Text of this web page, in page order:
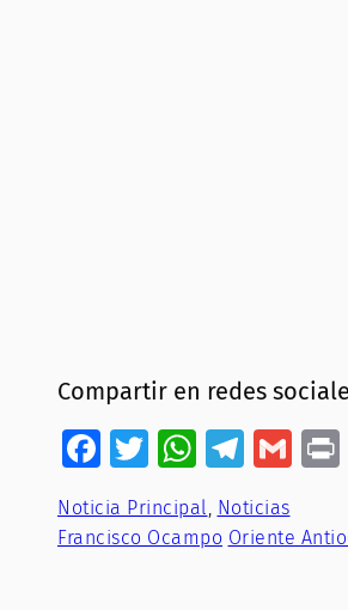
Compartir en redes
Facebook
Twitter
WhatsApp
Noticia Principal
Noticias
Francisco Ocampo Oriente